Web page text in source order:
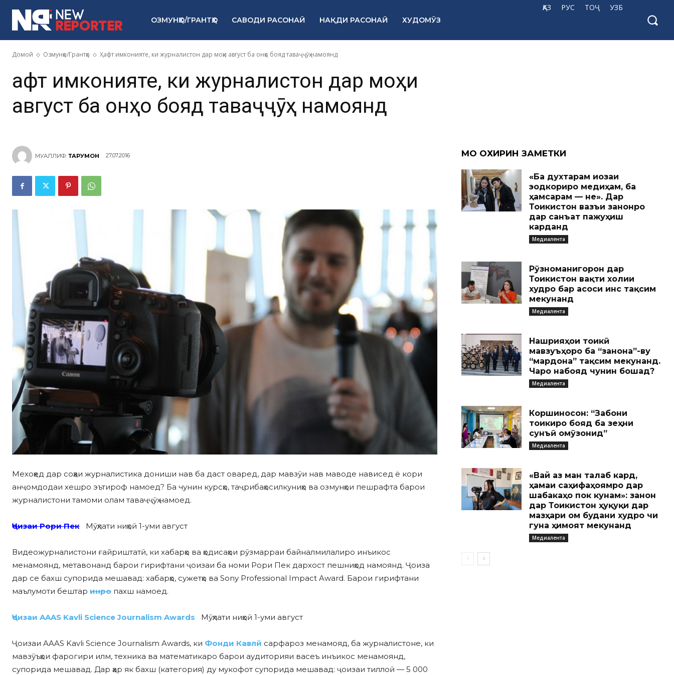
ҚАЗ РУС ТОҶ УЗБ
ОЗМУНҲО/ГРАНТҲО САВОДИ РАСОНАӢ НАҚДИ РАСОНАӢ ХУДОМӮЗ
Домой Озмунҳо/Грантҳо Ҳафт имконияте, ки журналистон дар моҳи август ба онҳо бояд таваҷҷӯҳ намоянд
Ҳафт имконияте, ки журналистон дар моҳи
август ба онҳо бояд таваҷҷӯҳ намоянд
МУАЛЛИФ: ТАРҶУМОН 27.07.2016
Мехоҳед дар соҳаи журналистика дониши нав ба даст оваред, дар мавзӯи нав маводе нависед ё кори
анҷомдодаи хешро эътироф намоед? Ба чунин курсҳо, таҷрибаҳосилкуниҳо ва озмунҳои пешрафта барои
журналистони тамоми олам таваҷҷӯҳ намоед.
Ҷоизаи Рори Пек Мӯҳлати ниҳоӣ 1-уми август
Видеожурналистони ғайриштатӣ, ки хабарҳо ва ҳодисаҳои рӯзмарраи байналмилалиро инъикос
менамоянд, метавонанд барои гирифтани ҷоизаи ба номи Рори Пек дархост пешниҳод намоянд. Ҷоиза
дар се бахш супорида мешавад: хабарҳо, сужетҳо ва Sony Professional Impact Award. Барои гирифтани
маълумоти бештар инро пахш намоед.
Ҷоизаи AAAS Kavli Science Journalism Awards Мӯҳлати ниҳоӣ 1-уми август
Ҷоизаи AAAS Kavli Science Journalism Awards, ки Фонди Кавлӣ сарфароз менамояд, ба журналистоне, ки
мавзӯъҳои фарогири илм, техника ва математикаро барои аудиторияи васеъ инъикос менамоянд,
супорида мешавад. Дар ҳар як бахш (категория) ду мукофот супорида мешавад: ҷоизаи тиллоӣ — 5 000
МО ОХИРИН ЗАМЕТКИ
«Ба духтарам иҷозаи
эҷодкориро медиҳам, ба
ҳамсарам — не». Дар
Тоҷикистон вазъи занонро
дар санъат пажуҳиш
карданд
Медиалента
Рӯзноманигорон дар
Тоҷикистон вақти холии
худро бар асоси ҷинс тақсим
мекунанд
Медиалента
Нашрияҳои тоҷикӣ
мавзуъҳоро ба “занона”-ву
“мардона” тақсим мекунанд.
Чаро набояд чунин бошад?
Медиалента
Коршиносон: “Забони
тоҷикиро бояд ба зеҳни
сунъӣ омӯзонид”
Медиалента
«Вай аз ман талаб кард,
ҳамаи саҳифаҳоямро дар
шабакаҳо пок кунам»: занон
дар Тоҷикистон ҳуқуқи дар
мазҳари ом будани худро чи
гуна ҳимоят мекунанд
Медиалента